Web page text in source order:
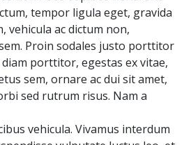
tempor ligula eget, gravida
vehicula ac dictum non,
Proin sodales justo porttitor
porttitor, egestas ex vitae,
sem, ornare ac dui sit amet,
sed rutrum risus. Nam a
vehicula. Vivamus interdum